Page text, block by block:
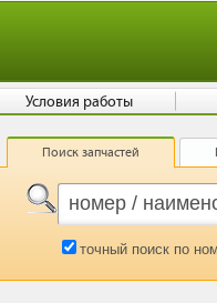
Поиск запчастей
точный поиск по
Условия работы